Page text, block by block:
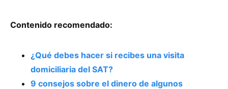
Contenido recomendado:
¿Qué debes hacer si recibes una visita
domiciliaria del SAT?
9 consejos sobre el dinero de algunos